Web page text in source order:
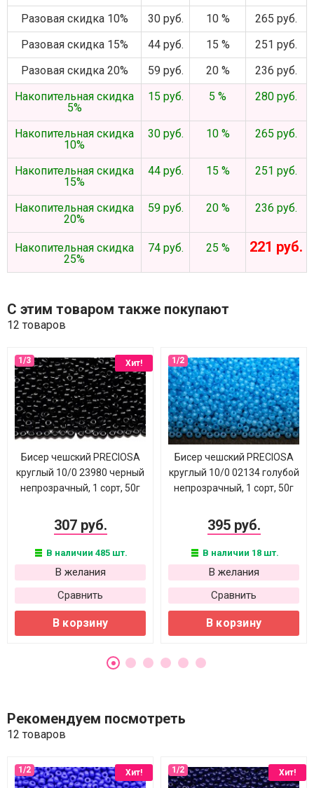
Разовая скидка 10%
30 руб. 10 %
265 руб.
Разовая скидка 15%
44 руб. 15 %
251 руб.
Разовая скидка 20%
59 руб. 20 %
236 руб.
Накопительная скидка
5%
15 руб. 5 % 280 руб.
Накопительная скидка
10%
30 руб. 10 % 265 руб.
Накопительная скидка
15%
44 руб. 15 % 251 руб.
Накопительная скидка
20%
59 руб. 20 % 236 руб.
Накопительная скидка
25%
74 руб. 25 % 221 руб.
С этим товаром также покупают
12 товаров
Хит!
Бисер чешский PRECIOSA
круглый 10/0 23980 черный
непрозрачный, 1 сорт, 50г
307 руб.
В наличии 485 шт.
В желания
Сравнить
В корзину
Бисер чешский PRECIOSA
круглый 10/0 02134 голубой
непрозрачный, 1 сорт, 50г
395 руб.
В наличии 18 шт.
В желания
Сравнить
В корзину
Рекомендуем посмотреть
12 товаров
Хит! Хит!